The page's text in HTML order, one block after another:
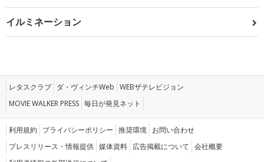
イルミネーション
レタスクラブ ダ・ヴィンチWeb WEBザテレビジョン
MOVIE WALKER PRESS 毎日が発見ネット
利用規約 プライバシーポリシー 推奨環境 お問い合わせ
プレスリリース・情報提供 媒体資料 広告掲載について 会社概要